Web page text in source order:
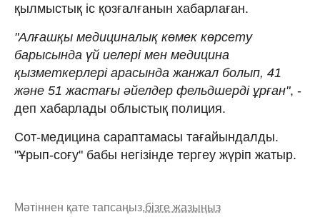
қылмыстық іс қозғалғанын хабарлаған.
"Алғашқы медициналық көмек көрсету
барысында үй иелері мен медицина
қызметкерлері арасында жанжал болып, 41
және 51 жастағы әйелдер фельдшерді ұрған", -
деп хабарлады облыстық полиция.
Сот-медицина сараптамасы тағайындалды.
"Ұрып-соғу" бабы негізінде тергеу жүріп жатыр.
Мәтіннен қате тапсаңыз,бізге жазыңыз